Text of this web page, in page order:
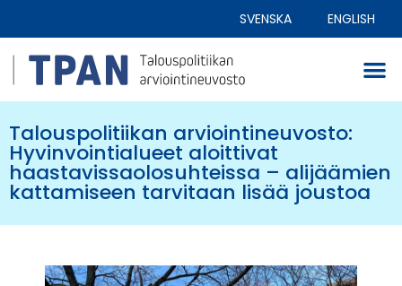
SVENSKA ENGLISH
Talouspolitiikan arviointineuvosto:
Hyvinvointialueet aloittivat
haastavissaolosuhteissa – alijäämien
kattamiseen tarvitaan lisää joustoa